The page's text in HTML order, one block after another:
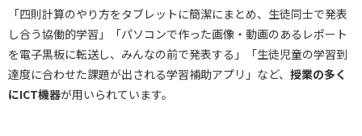
「四則計算のやり方をタブレットに簡潔にまとめ、生徒同士で発表
し合う協働的学習」「パソコンで作った画像・動画のあるレポート
を電子黒板に転送し、みんなの前で発表する」「生徒児童の学習到
達度に合わせた課題が出される学習補助アプリ」など、 授業の多く
にICT機器が用いられています。